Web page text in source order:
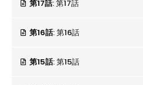
第17話: 第17話
第16話: 第16話
第15話: 第15話